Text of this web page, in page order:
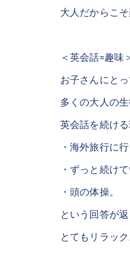
大人だからこ
＜英会話=趣味
お子さんにと
多くの大人の
英会話を続け
・海外旅行に
・ずっと続け
・頭の体操。
という回答が返
とてもリラッ